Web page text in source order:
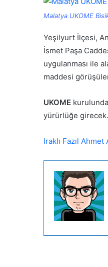
Malatya UKOME
Yeşilyurt İlçesi,
İsmet Paşa
uygulanması ile
maddesi
UKOME
yürürlüğe girecek.
Iraklı Fazıl Ahmet